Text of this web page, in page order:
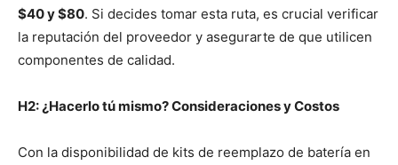
$40 y $80. Si decides tomar esta ruta, es crucial verificar
la reputación del proveedor y asegurarte de que utilicen
componentes de calidad.
H2: ¿Hacerlo tú mismo? Consideraciones y Costos
Con la disponibilidad de kits de reemplazo de batería en